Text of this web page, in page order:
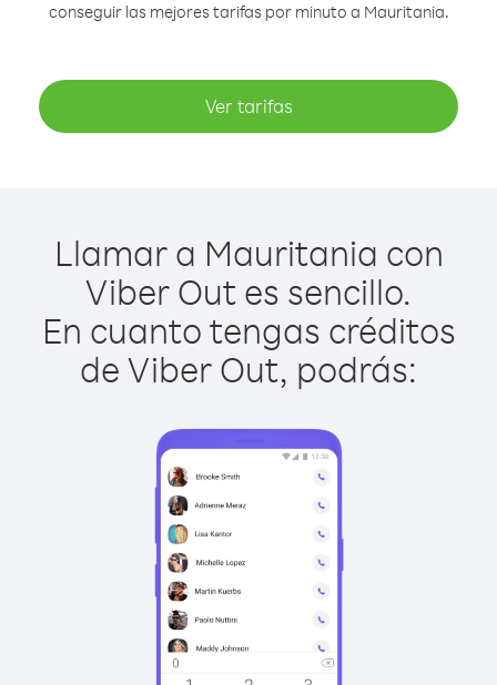
conseguir las mejores tarifas por minuto a Mauritania.
Ver tarifas
Llamar a Mauritania con
Viber Out es sencillo.
En cuanto tengas créditos
de Viber Out, podrás: